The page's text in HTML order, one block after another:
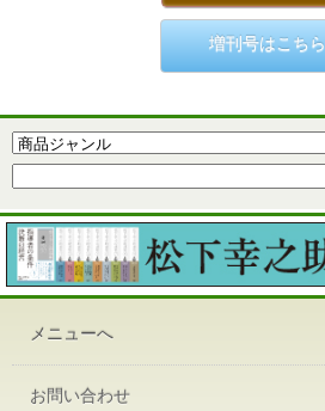
増刊号はこちら
メニューへ
お問い合わせ